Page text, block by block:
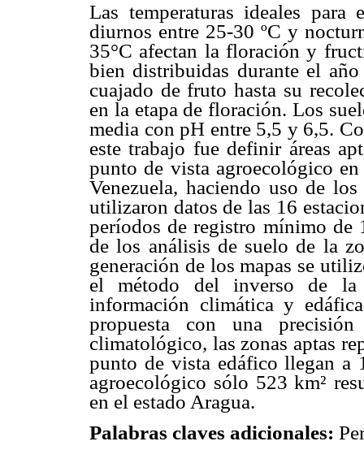
Las temperaturas ideales
diurnos entre 25-30 ºC y
35°C afectan la floración y
bien distribuidas durante el
cuajado de fruto hasta su
en la etapa de floración. Los
media con pH entre 5,5 y 6,5.
este trabajo fue definir áreas
punto de vista agroecológico
Venezuela, haciendo uso de
utilizaron datos de las 16
períodos de registro mínimo de
de los análisis de suelo de la
generación de los mapas se
el método del inverso de
información climática y
propuesta con una
climatológico, las zonas aptas
punto de vista edáfico llegan a
agroecológico sólo 523 km²
en el estado Aragua.
Palabras claves adicionales: